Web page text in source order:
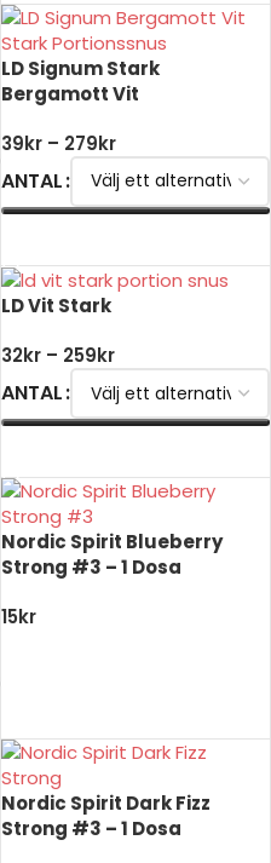
LD Signum Stark
Bergamott Vit
39kr – 279kr
ANTAL
LD Vit Stark
32kr – 259kr
ANTAL
Nordic Spirit Blueberry
Strong #3 – 1 Dosa
15kr
Nordic Spirit Dark Fizz
Strong #3 – 1 Dosa